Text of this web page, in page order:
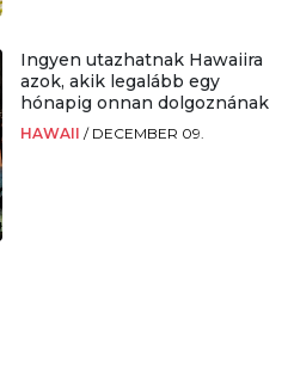
Ingyen utazhatnak Hawaiira
azok, akik legalább egy
hónapig onnan dolgoznának
HAWAII / DECEMBER 09.